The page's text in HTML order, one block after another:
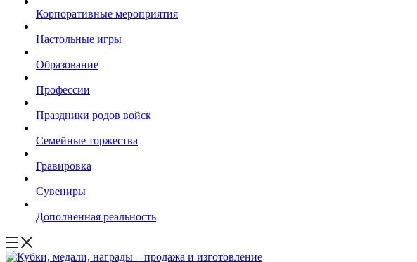
Корпоративные мероприятия
Настольные игры
Образование
Профессии
Праздники родов войск
Семейные торжества
Гравировка
Сувениры
Дополненная реальность